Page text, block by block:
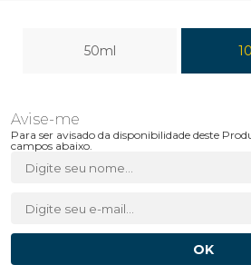
50ml
Para ser avisado da disponibilidade deste
campos abaixo.